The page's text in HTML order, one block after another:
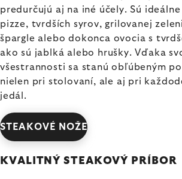
predurčujú aj na iné účely. Sú
pizze, tvrdších syrov, grilovanej
špargle alebo dokonca ovocia s
ako sú jablká alebo hrušky. Vďaka
všestrannosti sa stanú obľúbeným
nielen pri stolovaní, ale aj pri
jedál.
STEAKOVÉ NOŽE
KVALITNÝ STEAKOVÝ PRÍBOR